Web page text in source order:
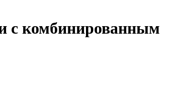
с комбинированным